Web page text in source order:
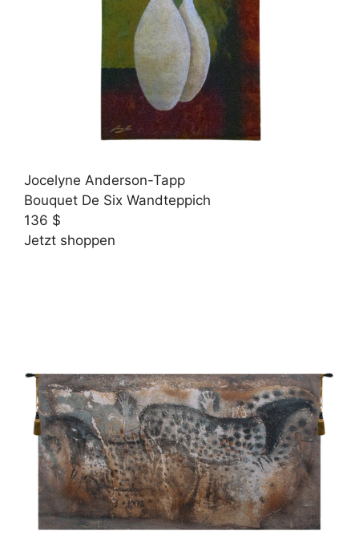
Jocelyne Anderson-Tapp
Bouquet De Six Wandteppich
136 $
Jetzt shoppen